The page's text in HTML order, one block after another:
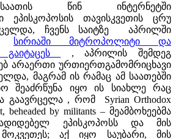
წინ ინტერნეტში
ეპისკოპოსის თავისკვეთის ცრუ
ჩვენს საიტზე აპრილში
სირიაში მიტროპოლიტი და
გაიტაცეს
, აპრილის შემდეგ
არაერთი ურთიერთგამომრიცხავი
მაგრამ ის რამაც ამ საათებში
შეაძრწუნა იყო ის სიახლე რაც
მა გაავრცელა , რომ Syrian Orthodox
beheaded by militants – მეამბოხეებმა
ეპისკოპოსს და მის
აქ იყო საუბარი, მის